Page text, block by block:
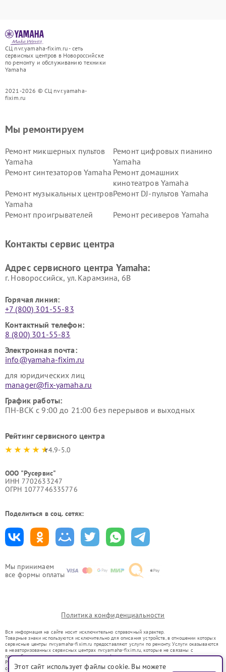
СЦ nvr.yamaha-fixim.ru - сеть
сервисных центров в Новороссийске
по ремонту и обслуживанию техники
Yamaha
2021-2026 © СЦ nvr.yamaha-
fixim.ru
Мы принимаем
все формы оплаты
Мы ремонтируем
Ремонт микшерных пультов
Yamaha
Ремонт цифровых пианино
Yamaha
Ремонт синтезаторов Yamaha Ремонт домашних
кинотеатров Yamaha
Ремонт музыкальных центров
Yamaha
Ремонт DJ-пультов Yamaha
Ремонт проигрывателей
Ремонт ресиверов Yamaha
Yamaha
Yamaha
Контакты сервис центра
Адрес сервисного центра Yamaha:
г. Новороссийск, ул. Карамзина, 6В
Горячая линия:
+7 (800) 301-55-83
Контактный телефон:
8 (800) 301-55-83
Электронная почта:
info@yamaha-fixim.ru
для юридических лиц
manager@fix-yamaha.ru
График работы:
ПН-ВСК с 9:00 до 21:00 без перерывов и выходных
Рейтинг сервисного центра
4.9-5.0
ООО "Русервис"
ИНН 7702633247
ОГРН 1077746335776
Поделиться в соц. сетях:
Политика конфиденциальности
Вся информация на сайте носит исключительно справочный характер.
Товарные знаки используются исключительно для описания устройств, в отношении которых
сервисные центры nvr.yamaha-fixim.ru предоставляют услуги по ремонту. Услуги оказываются
в неавторизованных сервисных центрах nvr.yamaha-fixim.ru, которые не связаны с
правообладателями товарных знаков или их официальными представителями.
Ремонт осуществляется для устройств, уже введенных в гражданский оборот в соответствии
со статьей 1487 ГК РФ.
Этот сайт использует файлы cookie. Вы можете